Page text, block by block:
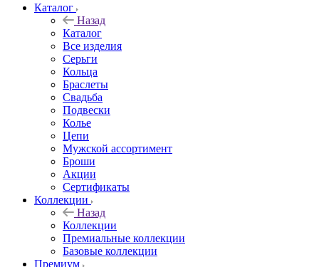
Каталог
Назад
Каталог
Все изделия
Серьги
Кольца
Браслеты
Свадьба
Подвески
Колье
Цепи
Мужской ассортимент
Броши
Акции
Сертификаты
Коллекции
Назад
Коллекции
Премиальные коллекции
Базовые коллекции
Премиум